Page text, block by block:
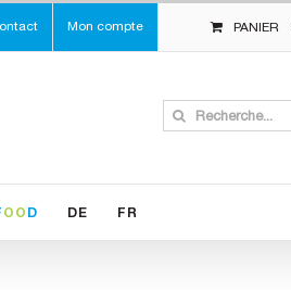
Mon compte PANIER
Search
for:
OO D DE FR